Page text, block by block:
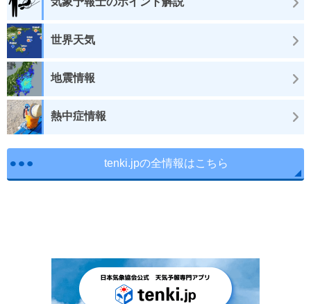
世界天気
地震情報
熱中症情報
tenki.jpの全情報はこちら